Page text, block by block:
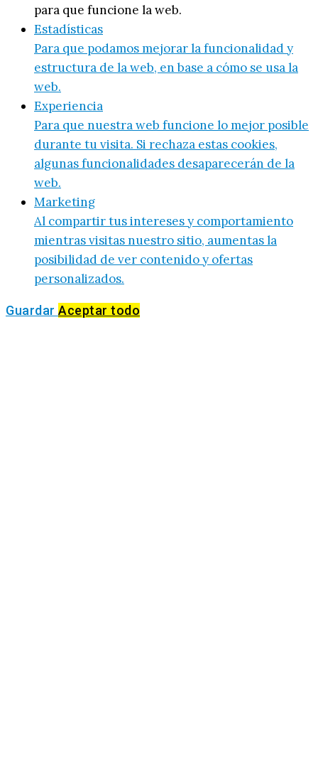
para que funcione la web.
Estadísticas
Para que podamos mejorar la funcionalidad y
estructura de la web, en base a cómo se usa la
web.
Experiencia
Para que nuestra web funcione lo mejor posible
durante tu visita. Si rechaza estas cookies,
algunas funcionalidades desaparecerán de la
web.
Marketing
Al compartir tus intereses y comportamiento
mientras visitas nuestro sitio, aumentas la
posibilidad de ver contenido y ofertas
personalizados.
Guardar Aceptar todo